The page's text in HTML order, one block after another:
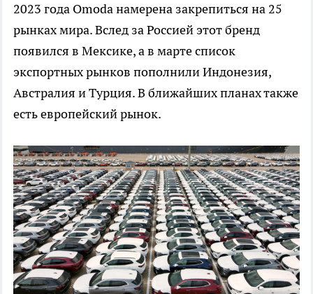
2023 года Omoda намерена закрепиться на 25
рынках мира. Вслед за Россией этот бренд
появился в Мексике, а в марте список
экспортных рынков пополнили Индонезия,
Австралия и Турция. В ближайших планах также
есть европейский рынок.